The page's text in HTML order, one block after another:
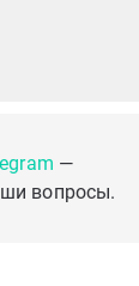
—
вопросы.